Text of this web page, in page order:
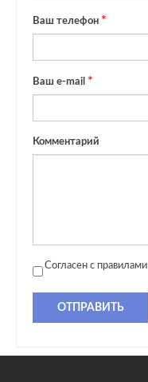
Ваш телефон
Ваш e-mail
Комментарий
Согласен с правилами
ОТПРАВИТЬ